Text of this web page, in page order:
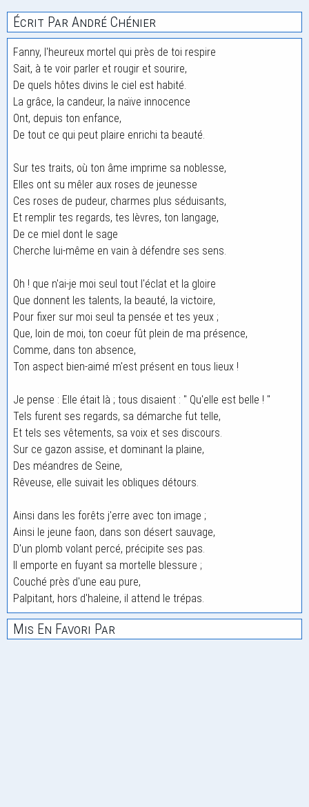
Écrit Par André Chénier
Fanny, l'heureux mortel qui près de toi respire
Sait, à te voir parler et rougir et sourire,
De quels hôtes divins le ciel est habité.
La grâce, la candeur, la naïve innocence
Ont, depuis ton enfance,
De tout ce qui peut plaire enrichi ta beauté.
Sur tes traits, où ton âme imprime sa noblesse,
Elles ont su mêler aux roses de jeunesse
Ces roses de pudeur, charmes plus séduisants,
Et remplir tes regards, tes lèvres, ton langage,
De ce miel dont le sage
Cherche lui-même en vain à défendre ses sens.
Oh ! que n'ai-je moi seul tout l'éclat et la gloire
Que donnent les talents, la beauté, la victoire,
Pour fixer sur moi seul ta pensée et tes yeux ;
Que, loin de moi, ton coeur fût plein de ma présence,
Comme, dans ton absence,
Ton aspect bien-aimé m'est présent en tous lieux !
Je pense : Elle était là ; tous disaient : " Qu'elle est belle ! "
Tels furent ses regards, sa démarche fut telle,
Et tels ses vêtements, sa voix et ses discours.
Sur ce gazon assise, et dominant la plaine,
Des méandres de Seine,
Rêveuse, elle suivait les obliques détours.
Ainsi dans les forêts j'erre avec ton image ;
Ainsi le jeune faon, dans son désert sauvage,
D'un plomb volant percé, précipite ses pas.
Il emporte en fuyant sa mortelle blessure ;
Couché près d'une eau pure,
Palpitant, hors d'haleine, il attend le trépas.
Mis En Favori Par